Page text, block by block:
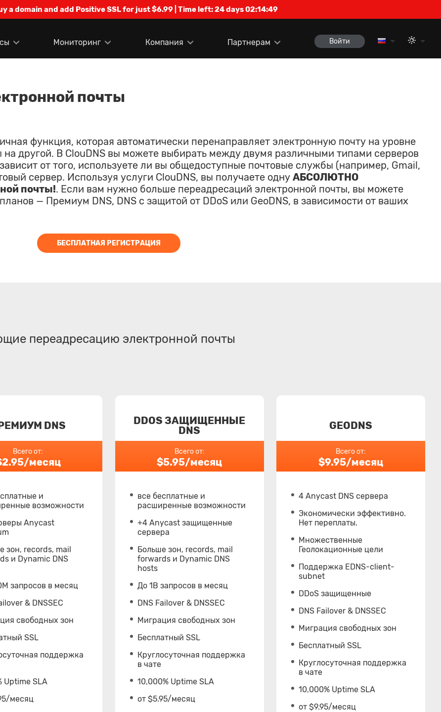
a domain and add Positive SSL for just $6.99 | Time left:24 days 02:14:48
Мониторинг Компания Партнерам Войти
почты
функция, которая автоматически перенаправляет электронную почту на уровне
на другой. В ClouDNS вы можете выбирать между двумя различными типами серверов
от того, используете ли вы общедоступные почтовые службы (например, Gmail,
сервер. Используя услуги ClouDNS, вы получаете одну АБСОЛЮТНО
почты!. Если вам нужно больше переадресаций электронной почты, вы можете
— Премиум DNS, DNS с защитой от DDoS или GeoDNS, в зависимости от ваших
БЕСПЛАТНАЯ РЕГИСТРАЦИЯ
переадресацию электронной почты
DNS
Всего от:
месяц
и
возможности
Anycast
зон, records, mail
и Dynamic DNS
запросов в месяц
& DNSSEC
свободных зон
SSL
поддержка
Uptime SLA
месяц
DDOS ЗАЩИЩЕННЫЕ
DNS
Всего от:
$5.95/месяц
все бесплатные и
расширенные возможности
+4 Anycast защищенные
сервера
Больше зон, records, mail
forwards и Dynamic DNS
hosts
До 1B запросов в месяц
DNS Failover & DNSSEC
Миграция свободных зон
Бесплатный SSL
Круглосуточная поддержка
в чате
10,000% Uptime SLA
от $5.95/месяц
GEODNS
Всего от:
$9.95/месяц
4 Anycast DNS сервера
Экономически эффективно.
Нет переплаты.
Множественные
Геолокационные цели
Поддержка EDNS-client-
subnet
DDoS защищенные
DNS Failover & DNSSEC
Миграция свободных зон
Бесплатный SSL
Круглосуточная поддержка
в чате
10,000% Uptime SLA
от $9.95/месяц